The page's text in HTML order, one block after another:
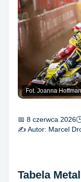
Fot. Joanna
📅 8 czerwca 2026
✍️ Autor: Marcel
Tabela